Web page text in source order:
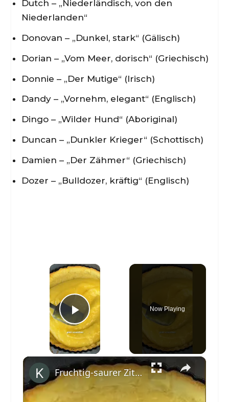
Dutch – „Niederländisch, von den
Niederlanden“
Donovan – „Dunkel, stark“ (Gälisch)
Dorian – „Vom Meer, dorisch“ (Griechisch)
Donnie – „Der Mutige“ (Irisch)
Dandy – „Vornehm, elegant“ (Englisch)
Dingo – „Wilder Hund“ (Aboriginal)
Duncan – „Dunkler Krieger“ (Schottisch)
Damien – „Der Zähmer“ (Griechisch)
Dozer – „Bulldozer, kräftig“ (Englisch)
×
Play Video
Now Playing
×
Fruchtig-saurer Zitronen-Baiser-Kuchen #shorts